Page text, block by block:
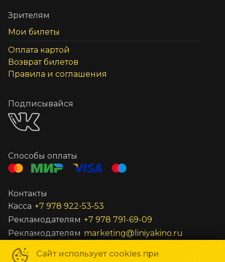
Сайт использует cookies при
Зрителям
Мои билеты
Оплата картой
Возврат билетов
Правила и соглашения
Подписывайся
Способы оплаты
Контакты
Касса +7 978 922-53-53
Рекламодателям +7 978 791-69-09
Рекламодателям marketing@liniyakino.ru